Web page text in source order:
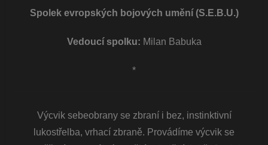
Spolek evropských bojových umění (S.E.B.U.)
Vedoucí spolku: Milan Babuka
*
Výcvik sebeobrany se zbraní i bez, instinktivní
lukostřelba, vrhací zbraně. Provádíme výcvik se